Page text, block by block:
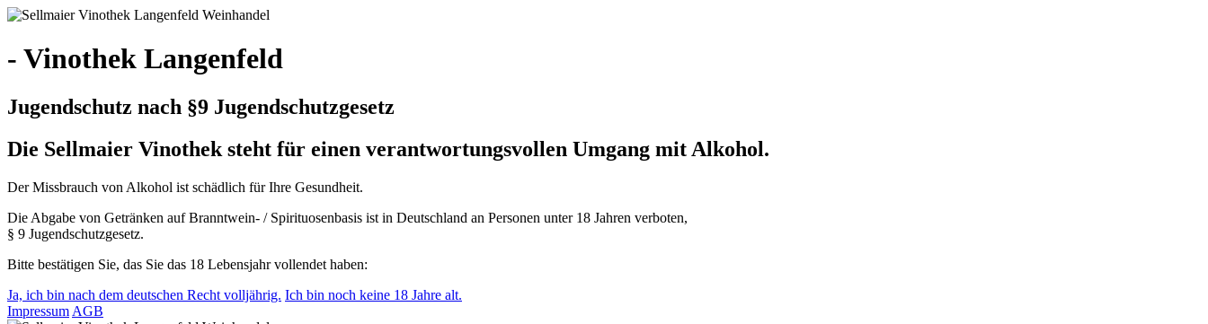
- Vinothek Langenfeld
Jugendschutz nach §9 Jugendschutzgesetz
Die Sellmaier Vinothek steht für einen verantwortungsvollen Umgang mit Alkohol.
Der Missbrauch von Alkohol ist schädlich für Ihre Gesundheit.
Die Abgabe von Getränken auf Branntwein- / Spirituosenbasis ist in Deutschland an Personen unter 18 Jahren verboten,
§ 9 Jugendschutzgesetz.
Bitte bestätigen Sie, das Sie das 18 Lebensjahr vollendet haben:
Ja, ich bin nach dem deutschen Recht volljährig. Ich bin noch keine 18 Jahre alt.
Impressum AGB